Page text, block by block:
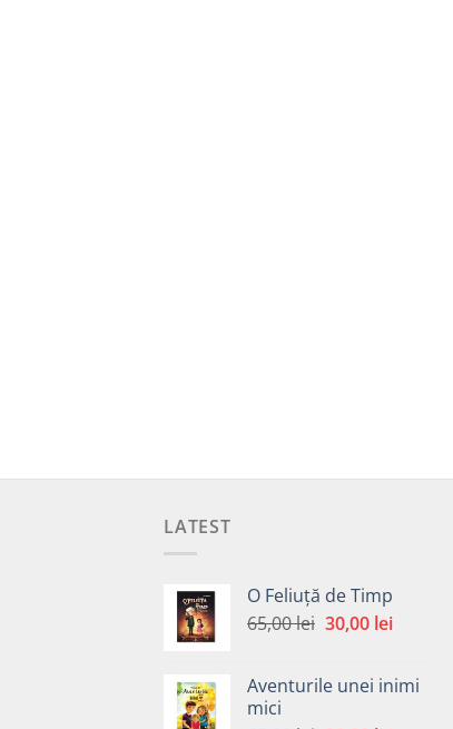
LATEST
O Feliuță de Timp
65,00lei Prețul
fost:
30,00 leiPrețul
30,00 lei.
Aventurile unei inimi
mici